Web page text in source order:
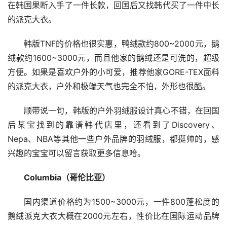
在韩国果断入手了一件长款，回国后又找韩代买了一件中长
的派克大衣。
韩版TNF的价格也很实惠，鸭绒款约800~2000元，鹅
绒款约1600~3000元，而且他家的鹅绒还是可洗的，超级
方便。如果是喜欢户外的小可爱，推荐他家GORE-TEX面料
的派克大衣，户外和极端天气也完全不怕，外形也很酷。
顺带说一句，韩版的户外羽绒服设计真心不错，在回国
后某宝找到的靠谱韩代店里，还看到了Discovery、
Nepa、NBA等其他一些户外品牌的羽绒服，都挺帅的，感
兴趣的宝宝可以留言获取更多信息哈。
Columbia（哥伦比亚）
国内渠道价格约为1500~3000元，一件800蓬松度的
鹅绒派克大衣大概在2000元左右，性价比在国际运动品牌